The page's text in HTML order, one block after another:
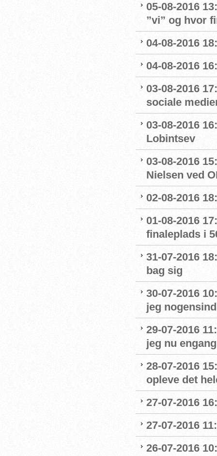
05-08-2016
”vi” og hvor
04-08-2016
04-08-2016
03-08-2016
sociale
03-08-2016
Lobintsev
03-08-2016
Nielsen ved
02-08-2016
01-08-2016
finaleplads i
31-07-2016
bag sig
30-07-2016
jeg
29-07-2016
jeg nu
28-07-2016
opleve det
27-07-2016
27-07-2016
26-07-2016